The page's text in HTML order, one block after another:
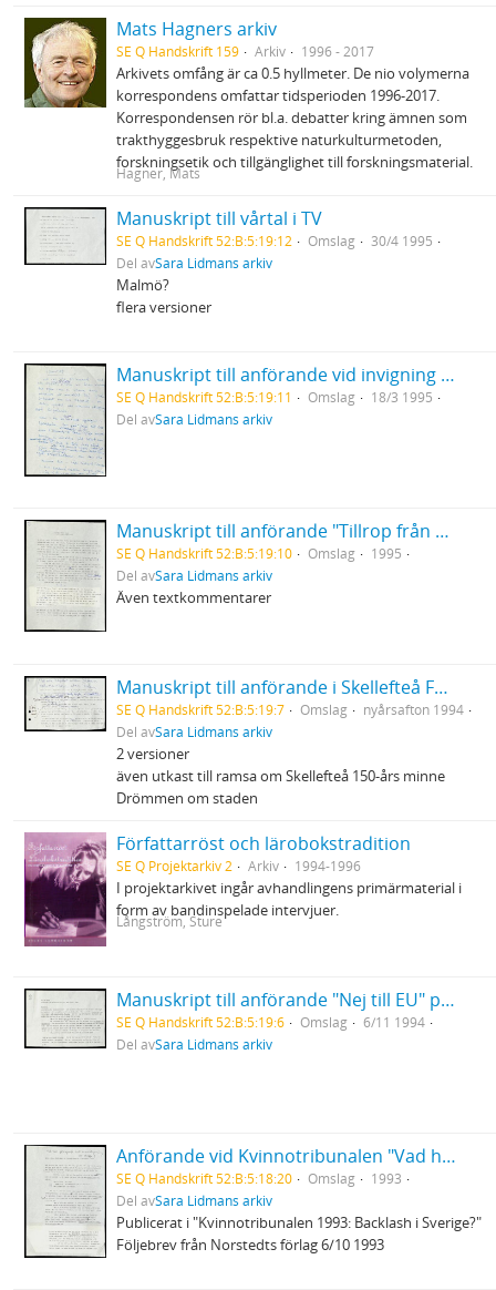
Mats Hagners arkiv
SE Q Handskrift 159 Arkiv 1996 - 2017
Arkivets omfång är ca 0.5 hyllmeter. De nio volymerna
korrespondens omfattar tidsperioden 1996-2017.
Korrespondensen rör bl.a. debatter kring ämnen som
trakthyggesbruk respektive naturkulturmetoden,
forskningsetik och tillgänglighet till forskningsmaterial.
Hagner, Mats
Manuskript till vårtal i TV
SE Q Handskrift 52:B:5:19:12 Omslag
30/4 1995
Del avSara Lidmans arkiv
Malmö?
flera versioner
Manuskript till anförande vid invigning av biblioteket i Skellefteå "Tranrop"
SE Q Handskrift 52:B:5:19:11 Omslag
18/3 1995
Del avSara Lidmans arkiv
Manuskript till anförande "Tillrop från Sara" vid premiären av Hästen och tranan
SE Q Handskrift 52:B:5:19:10 Omslag
1995
Del avSara Lidmans arkiv
Även textkommentarer
Manuskript till anförande i Skellefteå Folkets Park
SE Q Handskrift 52:B:5:19:7 Omslag
nyårsafton 1994
Del avSara Lidmans arkiv
2 versioner
även utkast till ramsa om Skellefteå 150-års minne
Drömmen om staden
Författarröst och lärobokstradition
SE Q Projektarkiv 2 Arkiv 1994-1996
I projektarkivet ingår avhandlingens primärmaterial i
form av bandinspelade intervjuer.
Långström, Sture
Manuskript till anförande "Nej till EU" på Stadsteaterns gala
SE Q Handskrift 52:B:5:19:6 Omslag
6/11 1994
Del avSara Lidmans arkiv
Anförande vid Kvinnotribunalen "Vad har pornografi med atomklyvning att skaffa"
SE Q Handskrift 52:B:5:18:20 Omslag
1993
Del avSara Lidmans arkiv
Publicerat i "Kvinnotribunalen 1993: Backlash i Sverige?"
Följebrev från Norstedts förlag 6/10 1993